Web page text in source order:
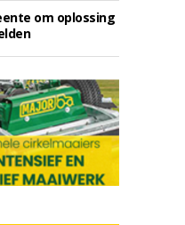
om oplossing